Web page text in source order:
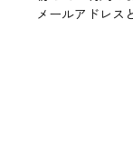
メールアドレス